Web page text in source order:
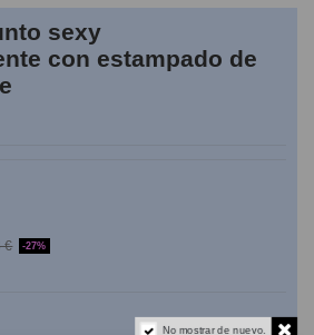
sexy
con estampado de
€ -27%
No mostrar de nuevo.